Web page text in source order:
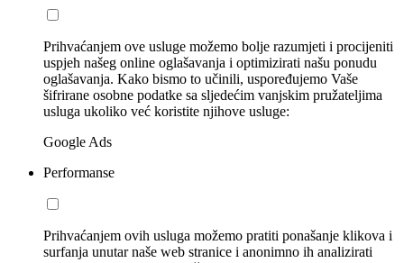
Prihvaćanjem ove usluge možemo bolje razumjeti i procijeniti
uspjeh našeg online oglašavanja i optimizirati našu ponudu
oglašavanja. Kako bismo to učinili, uspoređujemo Vaše
šifrirane osobne podatke sa sljedećim vanjskim pružateljima
usluga ukoliko već koristite njihove usluge:
Google Ads
Performanse
Prihvaćanjem ovih usluga možemo pratiti ponašanje klikova i
surfanja unutar naše web stranice i anonimno ih analizirati